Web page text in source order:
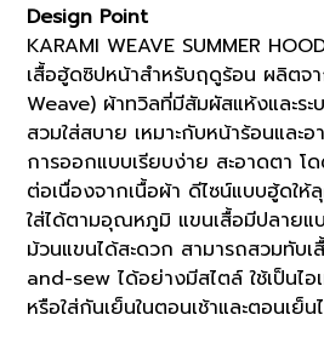
quantity
Design Point
KARAMI WEAVE SUMMER
เสื้อฮู้ดซิปหน้าสำหรับฤดูร้อน ผลิตจ
Weave) ผ้าทวิลที่มีสัมผัสแห้งและร
สวมใส่สบาย เหมาะกับหน้าร้อนแล
การออกแบบเรียบง่าย สะอาดตา โ
ต่อเนื่องจากเนื้อผ้า ดีไซน์แบบฮู้ดให้
ใส่ได้ตามอุณหภูมิ แขนเสื้อมีปลาย
ม้วนแขนได้สะดวก สามารถสวมทับ
and-sew ได้อย่างมีสไตล์ ใช้เป็นไ
หรือใส่กันเย็นในตอนเช้าและตอนเย็